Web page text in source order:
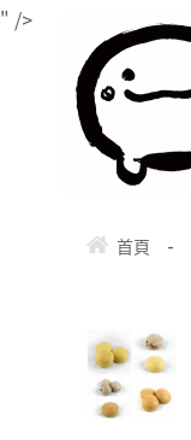
" />
首頁 -